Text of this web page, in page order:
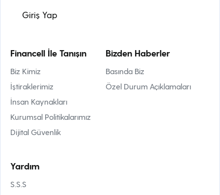
Giriş Yap
Financell İle Tanışın
Biz Kimiz
İştiraklerimiz
İnsan Kaynakları
Kurumsal Politikalarımız
Dijital Güvenlik
Bizden Haberler
Basında Biz
Özel Durum Açıklamaları
Yardım
S.S.S